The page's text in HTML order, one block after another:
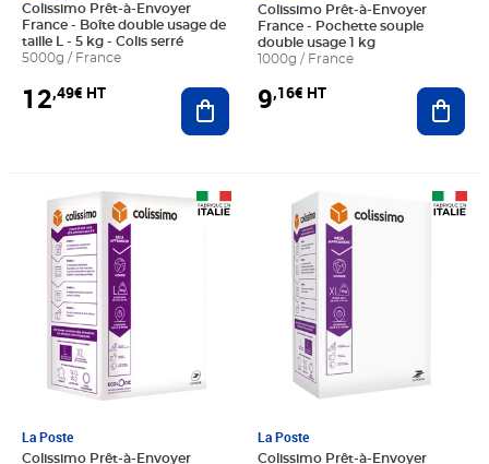
Colissimo Prêt-à-Envoyer
France - Boîte double usage de
taille L - 5 kg - Colis serré
5000g / France
12,49€ HT Ajouter au panier
Colissimo Prêt-à-Envoyer
France - Pochette souple
double usage 1 kg
1000g / France
9,16€ HT
La Poste
Colissimo Prêt-à-Envoyer
Prix 58,49€ Net
La Poste
Colissimo Prêt-à-Envoyer
Prix 80,99€ Net